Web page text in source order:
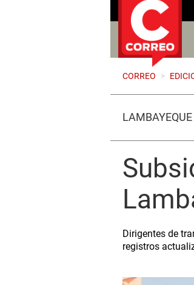
CORREO >
LAMBAYEQUE
Dirigentes de
registros